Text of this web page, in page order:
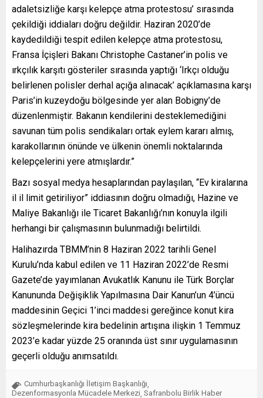
adaletsizliğe karşı kelepçe atma protestosu’ sırasında
çekildiği iddiaları doğru değildir. Haziran 2020’de
kaydedildiği tespit edilen kelepçe atma protestosu,
Fransa İçişleri Bakanı Christophe Castaner’in polis ve
ırkçılık karşıtı gösteriler sırasında yaptığı ‘Irkçı olduğu
belirlenen polisler derhal açığa alınacak’ açıklamasına karşı
Paris’in kuzeydoğu bölgesinde yer alan Bobigny’de
düzenlenmiştir. Bakanın kendilerini desteklemediğini
savunan tüm polis sendikaları ortak eylem kararı almış,
karakollarının önünde ve ülkenin önemli noktalarında
kelepçelerini yere atmışlardır.”
Bazı sosyal medya hesaplarından paylaşılan, “Ev kiralarına
il il limit getiriliyor” iddiasının doğru olmadığı, Hazine ve
Maliye Bakanlığı ile Ticaret Bakanlığı’nın konuyla ilgili
herhangi bir çalışmasının bulunmadığı belirtildi.
Halihazırda TBMM’nin 8 Haziran 2022 tarihli Genel
Kurulu’nda kabul edilen ve 11 Haziran 2022’de Resmi
Gazete’de yayımlanan Avukatlık Kanunu ile Türk Borçlar
Kanununda Değişiklik Yapılmasına Dair Kanun’un 4’üncü
maddesinin Geçici 1’inci maddesi gereğince konut kira
sözleşmelerinde kira bedelinin artışına ilişkin 1 Temmuz
2023’e kadar yüzde 25 oranında üst sınır uygulamasının
geçerli olduğu anımsatıldı.
Cumhurbaşkanlığı İletişim Başkanlığı
Dezenformasyonla Mücadele Merkezi Safranbolu Birlik Haber